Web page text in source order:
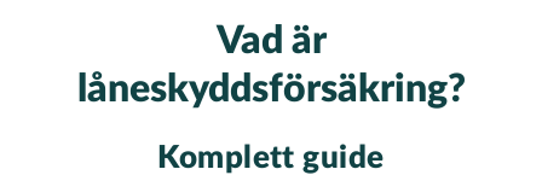
Vad är
låneskyddsförsäkring?
Komplett guide